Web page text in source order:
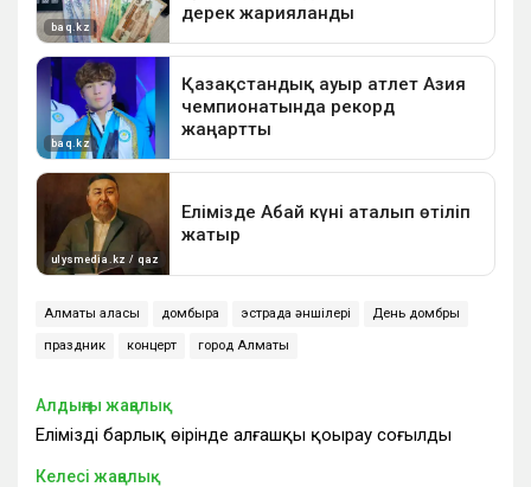
Алматы қаласы домбыра эстрада әншілері День домбры
праздник концерт город Алматы
Алдыңғы жаңалық
Еліміздің барлық өңірінде алғашқы қоңырау соғылды
Келесі жаңалық